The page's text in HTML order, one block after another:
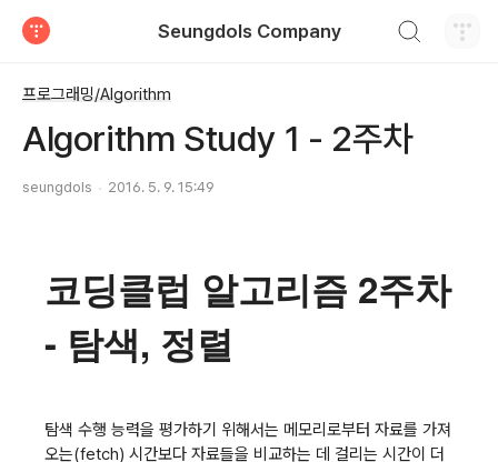
Seungdols Company
프로그래밍/Algorithm
Algorithm Study 1 - 2주차
seungdols 2016. 5. 9. 15:49
코딩클럽 알고리즘 2주차
- 탐색, 정렬
탐색 수행 능력을 평가하기 위해서는 메모리로부터 자료를 가져
오는(fetch) 시간보다 자료들을 비교하는 데 걸리는 시간이 더